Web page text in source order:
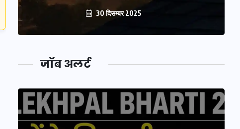
30 दिसम्बर 2025
जॉब अलर्ट